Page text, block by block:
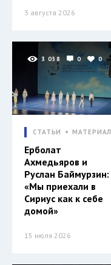
3 августа 2026
3 058 0 0
СТАТЬИ МАТЕРИАЛ
Ерболат
Ахмедьяров и
Руслан Баймурзин:
«Мы приехали в
Сириус как к себе
домой»
15 июля 2026